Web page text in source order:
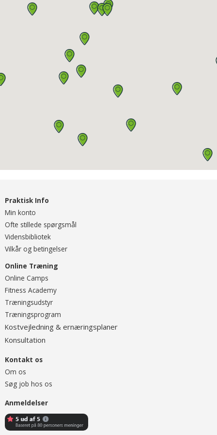
Praktisk Info
Min konto
Ofte stillede spørgsmål
Vidensbibliotek
Vilkår og betingelser
Online Træning
Online Camps
Fitness Academy
Træningsudstyr
Træningsprogram
Kostvejledning & ernæringsplaner
Konsultation
Kontakt os
Om os
Søg job hos os
Anmeldelser